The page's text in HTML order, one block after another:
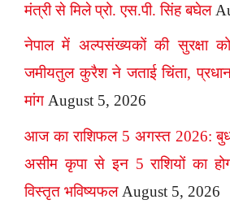
मंत्री से मिले प्रो. एस.पी. सिंह बघेल
नेपाल में अल्पसंख्यकों की सुरक्षा
जमीयतुल कुरैश ने जताई चिंता,
मांग August 5, 2026
आज का राशिफल 5 अगस्त 2026:
असीम कृपा से इन 5 राशियों का
विस्तृत भविष्यफल August 5, 2026